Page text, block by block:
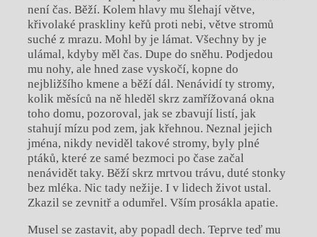
není čas. Běží. Kolem hlavy mu šlehají větve,
křivolaké praskliny keřů proti nebi, větve stromů
suché z mrazu. Mohl by je lámat. Všechny by je
ulámal, kdyby měl čas. Dupe do sněhu. Podjedou
mu nohy, ale hned zase vyskočí, kopne do
nejbližšího kmene a běží dál. Nenávidí ty stromy,
kolik měsíců na ně hleděl skrz zamřížovaná okna
toho domu, pozoroval, jak se zbavují listí, jak
stahují mízu pod zem, jak křehnou. Neznal jejich
jména, nikdy neviděl takové stromy, byly plné
ptáků, které ze samé bezmoci po čase začal
nenávidět taky. Běží skrz mrtvou trávu, duté stonky
bez mléka. Nic tady nežije. I v lidech život ustal.
Zkazil se zevnitř a odumřel. Vším prosákla apatie.
Musel se zastavit, aby popadl dech. Teprve teď mu